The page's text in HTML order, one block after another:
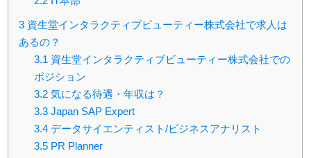
3 資生堂インタラクティブビューティー株式会社で求人は
あるの？
3.1 資生堂インタラクティブビューティー株式会社での
ポジション
3.2 気になる待遇・年収は？
3.3 Japan SAP Expert
3.4 データサイエンティスト/ビジネスアナリスト
3.5 PR Planner